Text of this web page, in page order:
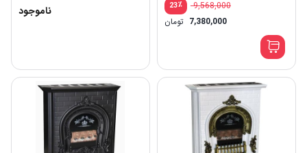
٪23
9,568,000
7,380,000 تومان
ناموجود